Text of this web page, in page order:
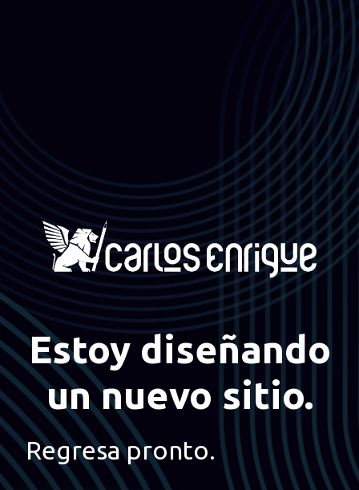
Estoy diseñando
un nuevo sitio.
Regresa pronto.